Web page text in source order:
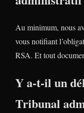
Au minimum, nous
vous notifiant
RSA. Et tout
Y a-t-il un
Tribunal